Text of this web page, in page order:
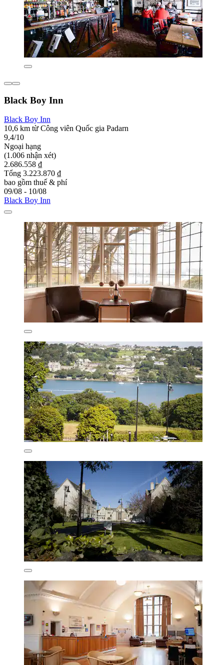
Black Boy Inn
Black Boy Inn
10,6 km từ Công viên Quốc gia Padarn
9,4/10
Ngoại hạng
(1.006 nhận xét)
2.686.558 ₫
Tổng 3.223.870 ₫
bao gồm thuế & phí
09/08 - 10/08
Black Boy Inn